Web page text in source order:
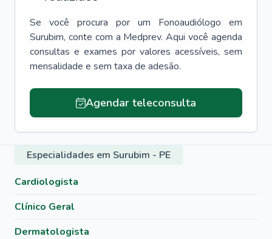
Se você procura por um Fonoaudiólogo
em
Surubim, conte com a Medprev. Aqui você agenda
consultas e exames por valores acessíveis, sem
mensalidade e sem taxa de adesão.
Agendar teleconsulta
Especialidades em Surubim - PE
Cardiologista
Clínico Geral
Dermatologista